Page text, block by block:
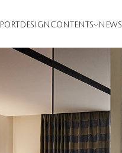
DESIGN CONTENTS NEWS